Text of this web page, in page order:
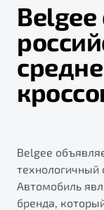
Новый
X50+
ВЫБОР И ПОКУПКА
Автомобили в
Записаться на
ФИНАНСЫ И УСЛУГИ
СЕРВИС
Записаться на
Техническое
Калькулятор ТО
СОБЫТИЯ
Новости
BELGEE В РОССИИ
О бренде
Belgee
технологичный
Автомобиль
бренда,